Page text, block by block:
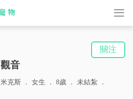
觀音
關注
米克斯 女生 8歲 未結紮